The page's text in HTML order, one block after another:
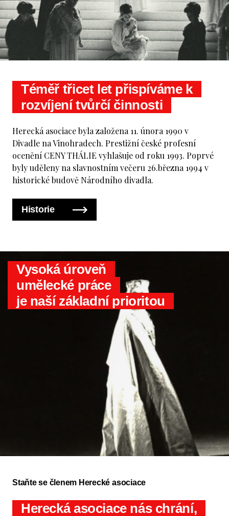
Téměř třicet let přispíváme k
rozvíjení tvůrčí činnosti
Herecká asociace byla založena 11. února 1990 v
Divadle na Vinohradech. Prestižní české profesní
ocenění CENY THÁLIE vyhlašuje od roku 1993. Poprvé
byly uděleny na slavnostním večeru 26.března 1994 v
historické budově Národního divadla.
Historie
Vysoká úroveň
umělecké práce
je naší základní prioritou
Staňte se členem Herecké asociace
Herecká asociace nás chrání,